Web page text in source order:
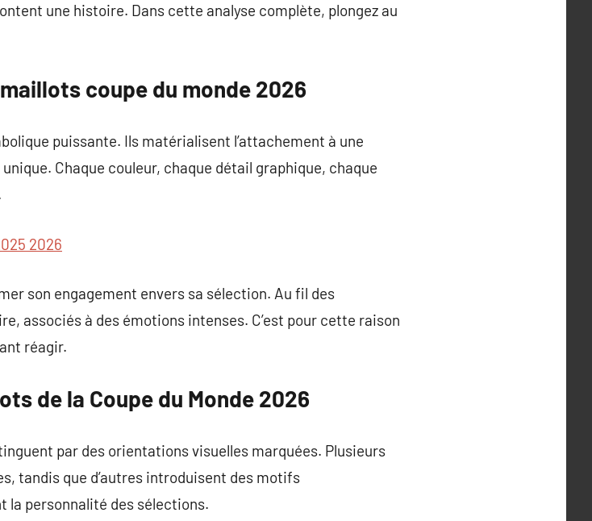
une histoire. Dans cette analyse complète, plongez au
coupe du monde 2026
puissante. Ils matérialisent l’attachement à une
Chaque couleur, chaque détail graphique, chaque
2026
son engagement envers sa sélection. Au fil des
associés à des émotions intenses. C’est pour cette raison
réagir.
de la Coupe du Monde 2026
par des orientations visuelles marquées. Plusieurs
tandis que d’autres introduisent des motifs
personnalité des sélections.